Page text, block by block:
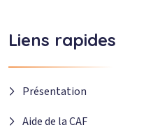
Liens rapides
Présentation
Aide de la CAF